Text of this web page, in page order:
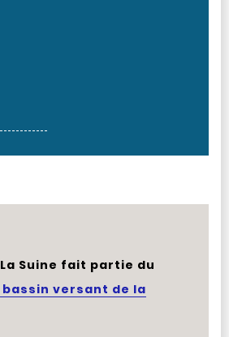
La Suine fait partie du
bassin versant de la